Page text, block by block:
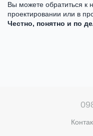
Вы можете обратиться к
проектировании или в
Честно, понятно и по